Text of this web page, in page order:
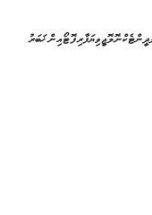
ދީންޓެކްނޮލޮޖީވިޔަފާރިފޮޓޯއިން ޚަބަރު